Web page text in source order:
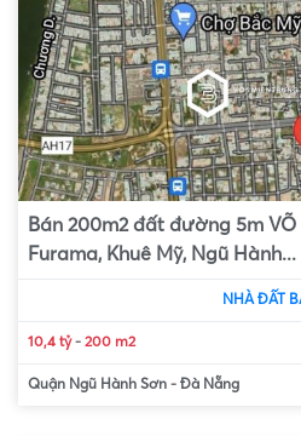
Bán 200m2 đất đường 5m VÕ
Furama, Khuê Mỹ, Ngũ Hành...
NHÀ ĐẤT
10,4 tỷ- 200 m2
Quận Ngũ Hành Sơn - Đà Nẵng